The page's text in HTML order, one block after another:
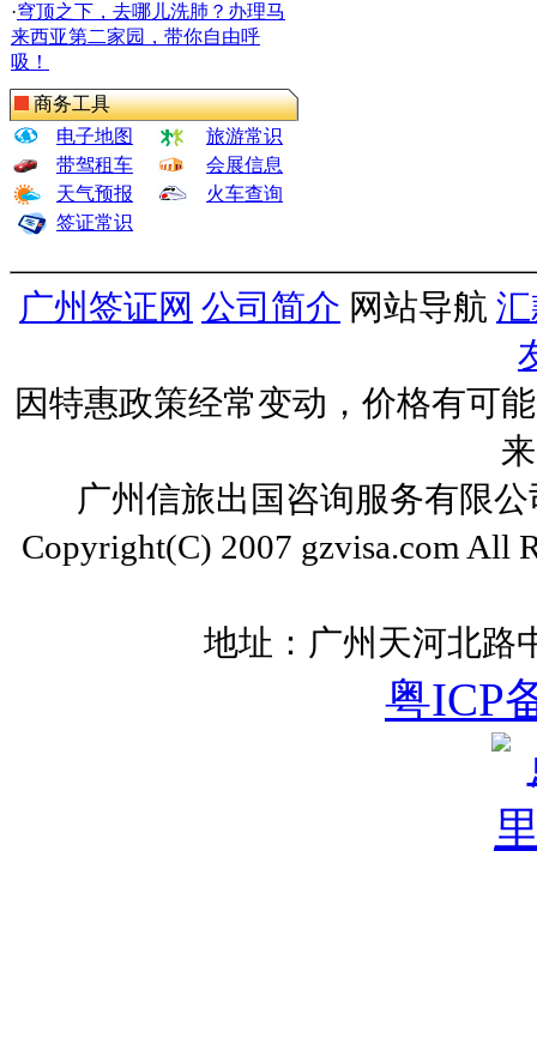
·穹顶之下，去哪儿洗肺？办理马
来西亚第二家园，带你自由呼
吸！
商务工具
电子地图
旅游常识
带驾租车
会展信息
天气预报
火车查询
签证常识
广州签证网 公司简介 网站导航
因特惠政策经常变动，价格有可
广州信旅出国咨询服务有限
Copyright(C) 2007 gzvisa.com All
地址：广州天河北路
粤ICP